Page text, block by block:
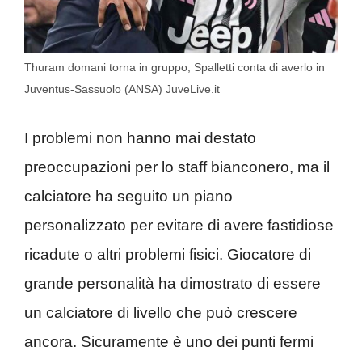
Thuram domani torna in gruppo, Spalletti conta di averlo in
Juventus-Sassuolo (ANSA) JuveLive.it
I problemi non hanno mai destato
preoccupazioni per lo staff bianconero, ma il
calciatore ha seguito un piano
personalizzato per evitare di avere fastidiose
ricadute o altri problemi fisici. Giocatore di
grande personalità ha dimostrato di essere
un calciatore di livello che può crescere
ancora. Sicuramente è uno dei punti fermi